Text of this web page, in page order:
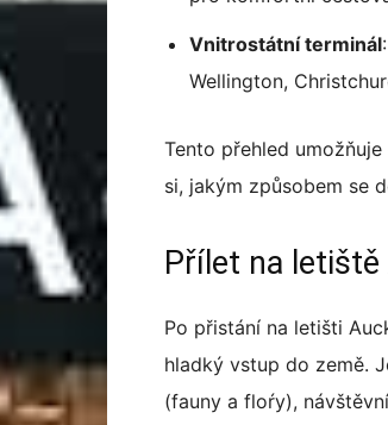
Vnitrostátní terminál
Wellington,
Tento přehled
si, jakým způsobem se
Přílet na letiště
Po přistání na letišti
hladký vstup do země.
(fauny a floŕy),